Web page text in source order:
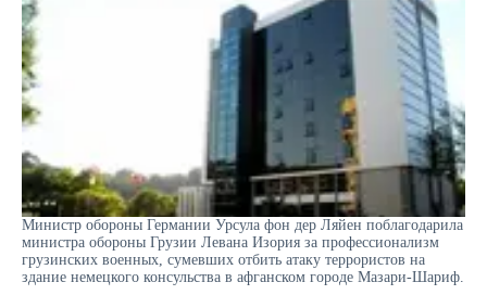
Министр обороны Германии Урсула фон дер Ляйен поблагодарила
министра обороны Грузии Левана Изория за профессионализм
грузинских военных, сумевших отбить атаку террористов на
здание немецкого консульства в афганском городе Мазари-Шариф.